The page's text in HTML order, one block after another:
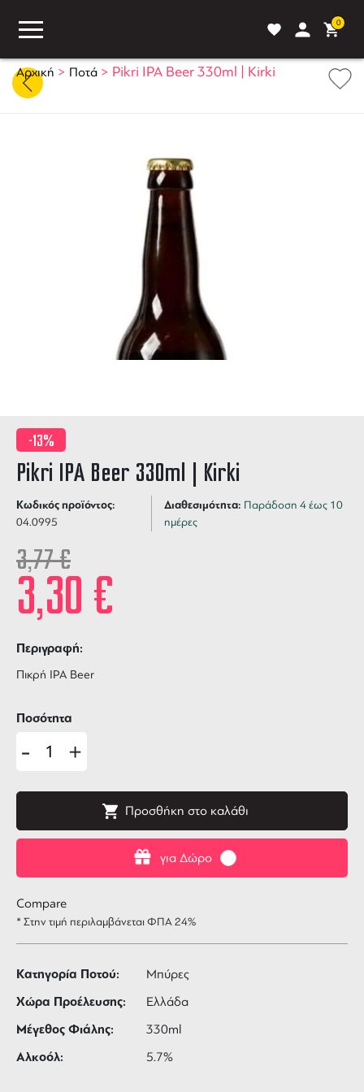
0
Αρχική > Ποτά > Pikri IPA Beer 330ml | Kirki
-13%
Pikri IPA Beer 330ml | Kirki
Κωδικός προϊόντος:
04.0995
Διαθεσιμότητα: Παράδοση 4 έως 10
ημέρες
3,77€
3,30€
Περιγραφή:
Πικρή IPA Beer
για Δώρο
Ποσότητα
- +
Προσθήκη στο καλάθι
Compare
* Στην τιμή περιλαμβάνεται ΦΠΑ 24%
Κατηγορία Ποτού: Μπύρες
Χώρα Προέλευσης: Ελλάδα
Μέγεθος Φιάλης: 330ml
Αλκοόλ: 5.7%